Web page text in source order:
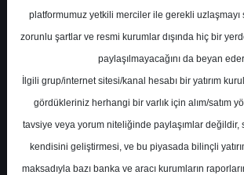
En Yüksek Tahmin
Ortalama Fiyat Tahmini
platformumuz yetkili merciler ile gerekli uzlaşmayı
zorunlu şartlar ve resmi kurumlar dışında hiç bir
paylaşılmayacağını da beyan
İlgili grup/internet sitesi/kanal hesabı bir yatırım
gördükleriniz herhangi bir varlık için alım/satım
tavsiye veya yorum niteliğinde paylaşımlar değildir,
kendisini geliştirmesi, ve bu piyasada bilinçli
maksadıyla bazı banka ve aracı kurumların